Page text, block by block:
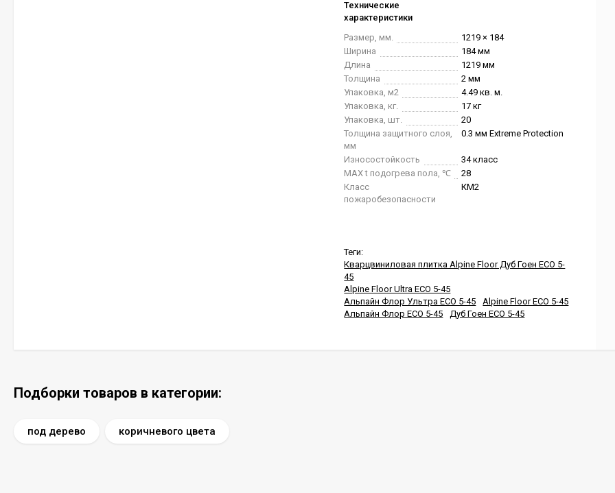
Технические
характеристики
Размер, мм.
1219 × 184
Ширина
184 мм
Длина
1219 мм
Толщина
2 мм
Упаковка, м2
4.49 кв. м.
Упаковка, кг.
17 кг
Упаковка, шт.
20
Толщина защитного слоя,
мм
0.3 мм Extreme Protection
Износостойкость
34 класс
MAX t подогрева пола, ℃
28
Класс
пожаробезопасности
КМ2
Теги:
Кварцвиниловая плитка Alpine Floor Дуб Гоен ЕСО 5-
45
Alpine Floor Ultra ЕСО 5-45
Альпайн Флор Ультра ЕСО 5-45
Alpine Floor ЕСО 5-45
Альпайн Флор ЕСО 5-45
Дуб Гоен ЕСО 5-45
Подборки товаров в категории:
под дерево коричневого цвета